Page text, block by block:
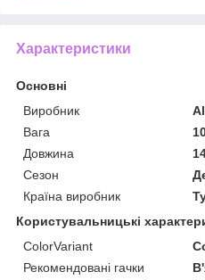
Характеристики
Основні
Виробник
Вага
Довжина
Сезон
Країна виробник
Користувальницькі
ColorVariant
Рекомендовані гачки